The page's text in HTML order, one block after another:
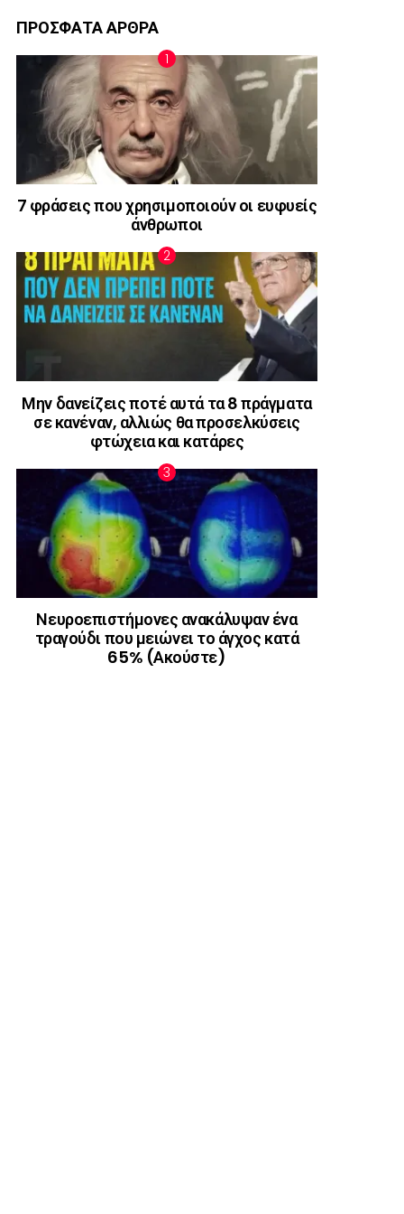
ΠΡΟΣΦΑΤΑ ΑΡΘΡΑ
7 φράσεις που χρησιμοποιούν οι ευφυείς
άνθρωποι
Μην δανείζεις ποτέ αυτά τα 8 πράγματα
σε κανέναν, αλλιώς θα προσελκύσεις
φτώχεια και κατάρες
Νευροεπιστήμονες ανακάλυψαν ένα
τραγούδι που μειώνει το άγχος κατά
65% (Ακούστε)